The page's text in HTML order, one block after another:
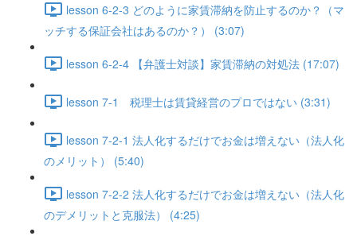
lesson 6-2-3 どのように家賃滞納を防止するのか？（マ
ッチする保証会社はあるのか？） (3:07)
lesson 6-2-4 【弁護士対談】家賃滞納の対処法 (17:07)
lesson 7-1 税理士は賃貸経営のプロではない (3:31)
lesson 7-2-1 法人化するだけでお金は増えない（法人化
のメリット） (5:40)
lesson 7-2-2 法人化するだけでお金は増えない（法人化
のデメリットと克服法） (4:25)